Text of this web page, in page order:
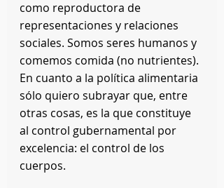
como reproductora de
representaciones y relaciones
sociales. Somos seres humanos y
comemos comida (no nutrientes).
En cuanto a la política alimentaria
sólo quiero subrayar que, entre
otras cosas, es la que constituye
al control gubernamental por
excelencia: el control de los
cuerpos.